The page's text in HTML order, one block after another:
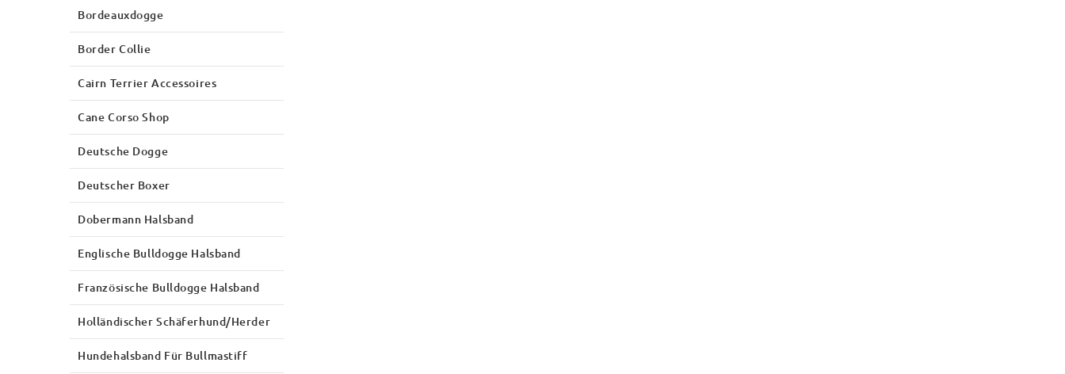
Bordeauxdogge
Border Collie
Cairn Terrier Accessoires
Cane Corso Shop
Deutsche Dogge
Deutscher Boxer
Dobermann Halsband
Englische Bulldogge Halsband
Französische Bulldogge Halsband
Holländischer Schäferhund/Herder
Hundehalsband Für Bullmastiff